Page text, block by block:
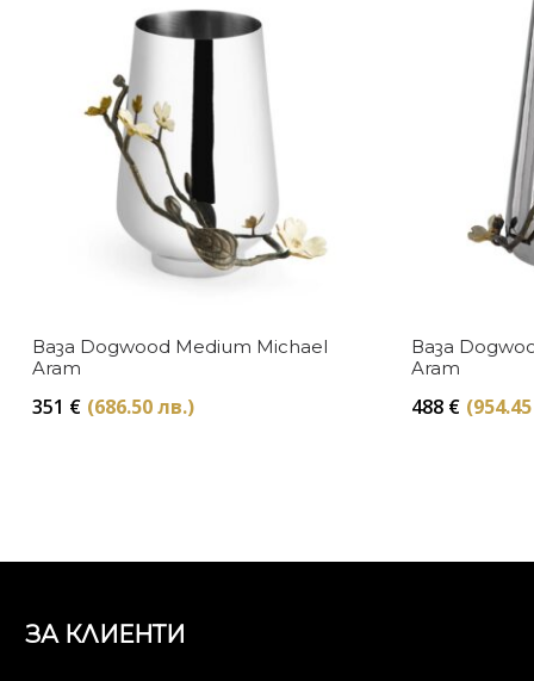
Ваза Dogwood Medium Michael
Aram
351 € (686.50 лв.)
Ваза
Aram
488 €
ЗА КЛИЕНТИ